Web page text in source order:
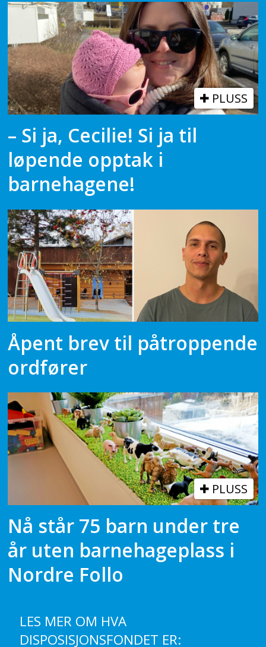
PLUSS
– Si ja, Cecilie! Si ja til
løpende opptak i
barnehagene!
Åpent brev til påtroppende
ordfører
PLUSS
Nå står 75 barn under tre
år uten barnehageplass i
Nordre Follo
LES MER OM HVA
DISPOSISJONSFONDET ER: